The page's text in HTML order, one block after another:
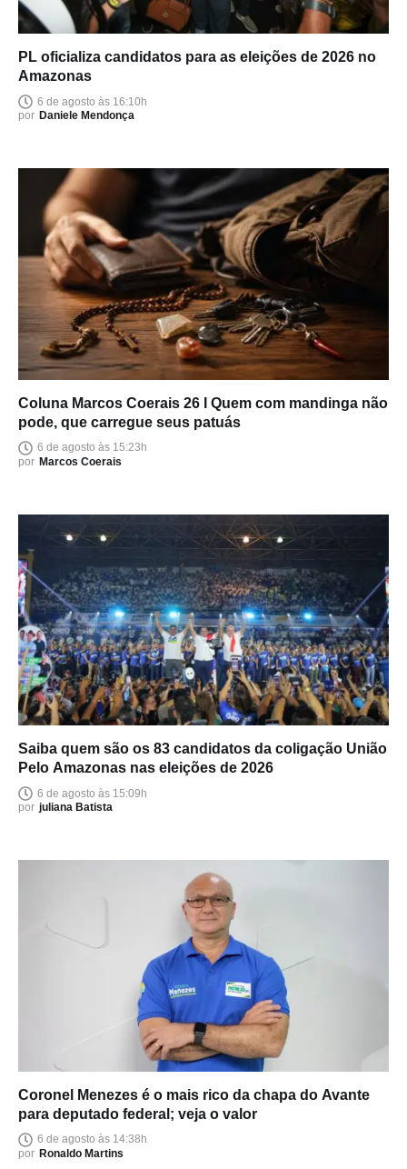
PL oficializa candidatos para as eleições de 2026 no
Amazonas
6 de agosto às 16:10h
por Daniele Mendonça
Coluna Marcos Coerais 26 I Quem com mandinga não
pode, que carregue seus patuás
6 de agosto às 15:23h
por Marcos Coerais
Saiba quem são os 83 candidatos da coligação União
Pelo Amazonas nas eleições de 2026
6 de agosto às 15:09h
por juliana Batista
Coronel Menezes é o mais rico da chapa do Avante
para deputado federal; veja o valor
6 de agosto às 14:38h
por Ronaldo Martins